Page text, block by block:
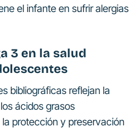
el infante en sufrir alergias
3 en la salud
bibliográficas reflejan la
ácidos grasos
protección y preservación